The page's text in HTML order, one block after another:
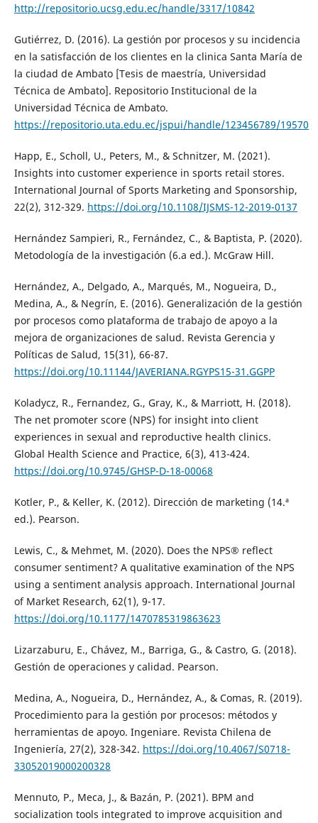
http://repositorio.ucsg.edu.ec/handle/3317/10842
Gutiérrez, D. (2016). La gestión por procesos y su incidencia
en la satisfacción de los clientes en la clinica Santa María de
la ciudad de Ambato [Tesis de maestría, Universidad
Técnica de Ambato]. Repositorio Institucional de la
Universidad Técnica de Ambato.
https://repositorio.uta.edu.ec/jspui/handle/123456789/19570
Happ, E., Scholl, U., Peters, M., & Schnitzer, M. (2021).
Insights into customer experience in sports retail stores.
International Journal of Sports Marketing and Sponsorship,
22(2), 312-329. https://doi.org/10.1108/IJSMS-12-2019-0137
Hernández Sampieri, R., Fernández, C., & Baptista, P. (2020).
Metodología de la investigación (6.a ed.). McGraw Hill.
Hernández, A., Delgado, A., Marqués, M., Nogueira, D.,
Medina, A., & Negrín, E. (2016). Generalización de la gestión
por procesos como plataforma de trabajo de apoyo a la
mejora de organizaciones de salud. Revista Gerencia y
Políticas de Salud, 15(31), 66-87.
https://doi.org/10.11144/JAVERIANA.RGYPS15-31.GGPP
Koladycz, R., Fernandez, G., Gray, K., & Marriott, H. (2018).
The net promoter score (NPS) for insight into client
experiences in sexual and reproductive health clinics.
Global Health Science and Practice, 6(3), 413-424.
https://doi.org/10.9745/GHSP-D-18-00068
Kotler, P., & Keller, K. (2012). Dirección de marketing (14.ª
ed.). Pearson.
Lewis, C., & Mehmet, M. (2020). Does the NPS® reflect
consumer sentiment? A qualitative examination of the NPS
using a sentiment analysis approach. International Journal
of Market Research, 62(1), 9-17.
https://doi.org/10.1177/1470785319863623
Lizarzaburu, E., Chávez, M., Barriga, G., & Castro, G. (2018).
Gestión de operaciones y calidad. Pearson.
Medina, A., Nogueira, D., Hernández, A., & Comas, R. (2019).
Procedimiento para la gestión por procesos: métodos y
herramientas de apoyo. Ingeniare. Revista Chilena de
Ingeniería, 27(2), 328-342. https://doi.org/10.4067/S0718-
33052019000200328
Mennuto, P., Meca, J., & Bazán, P. (2021). BPM and
socialization tools integrated to improve acquisition and